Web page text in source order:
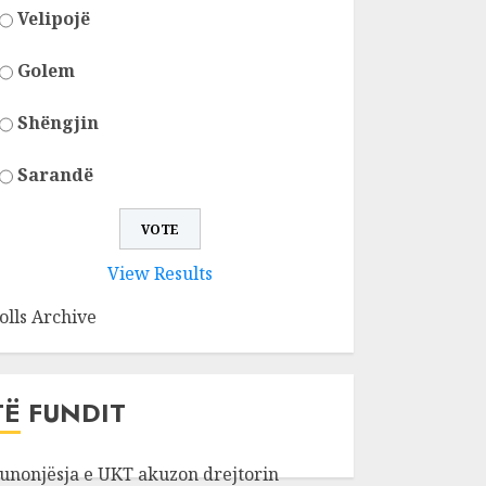
Velipojë
Golem
Shëngjin
Sarandë
View Results
Archive
FUNDIT
e UKT akuzon drejtorin